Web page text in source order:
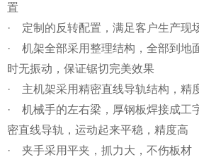
置
·
定制的反转配置，满足客户生产现
·
机架全部采用整理结构，全部到地
时无振动，保证锯切完美效果
·
主机架采用精密直线导轨结构，精
·
机械手的左右梁，厚钢板焊接成工
密直线导轨，运动起来平稳，精度高
·
夹手采用平夹，抓力大，不伤板材